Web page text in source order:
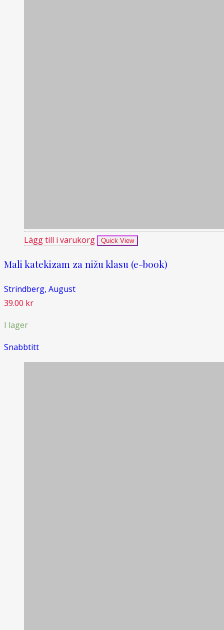
Lägg till i varukorg Quick View
Mali katekizam za nižu klasu (e-book)
Strindberg, August
39.00 kr
I lager
Snabbtitt